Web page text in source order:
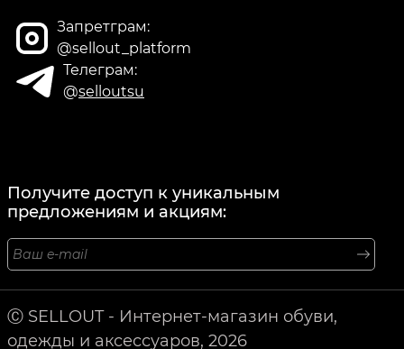
Запретграм:
@sellout_platform
Телеграм:
@selloutsu
Получите доступ к уникальным
предложениям и акциям:
Ⓒ SELLOUT - Интернет-магазин обуви,
одежды и аксессуаров, 2026